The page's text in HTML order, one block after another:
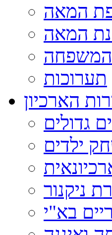
המאה
המאה
המשפחה
תערוכות
הארכיון
גדולים
ילדים
ניקנור
בא"י